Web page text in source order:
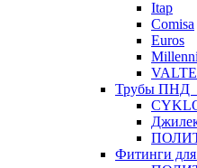
Itap
Comisa
Euros
Трубы ПНД
Фитинги